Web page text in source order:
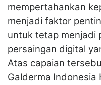
mempertahankan
menjadi faktor
untuk tetap menjadi
persaingan digital
Atas capaian
Galderma Indonesia